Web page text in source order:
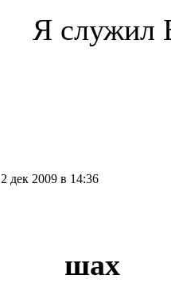
Я служил
2 дек 2009 в 14:36
шах